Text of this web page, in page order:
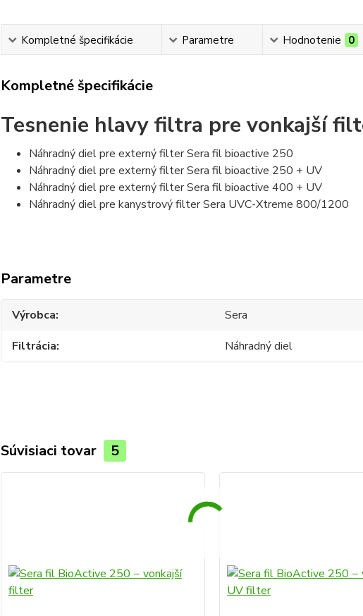
Kompletné špecifikácie Parametre Hodnotenie 0
Kompletné špecifikácie
Tesnenie hlavy filtra pre vonkajší
Náhradný diel pre externý filter Sera fil bioactive 250
Náhradný diel pre externý filter Sera fil bioactive 250 + UV
Náhradný diel pre externý filter Sera fil bioactive 400 + UV
Náhradný diel pre kanystrový filter Sera UVC-Xtreme 800/1200
Parametre
Výrobca
Sera
Filtrácia
Náhradný diel
Súvisiaci tovar 5